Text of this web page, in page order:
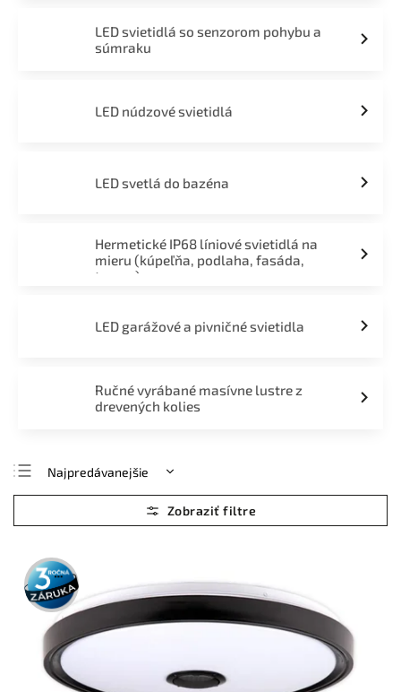
LED svietidlá so senzorom pohybu a
súmraku
LED núdzové svietidlá
LED svetlá do bazéna
Hermetické IP68 líniové svietidlá na
mieru (kúpeľňa, podlaha, fasáda,
terasa)
LED garážové a pivničné svietidla
Ručné vyrábané masívne lustre z
drevených kolies
Najpredávanejšie
Najlacnejšie
Najdrahšie
Abecedne
3 roky
záruka